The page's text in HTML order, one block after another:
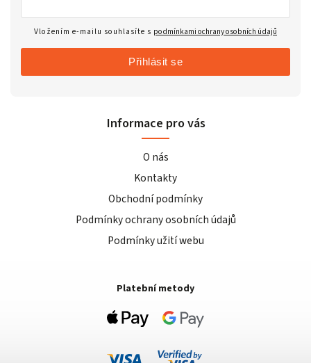
Vložením e-mailu souhlasíte s podmínkami ochrany osobních údajů
Přihlásit se
Informace pro vás
O nás
Kontakty
Obchodní podmínky
Podmínky ochrany osobních údajů
Podmínky užití webu
Platební metody